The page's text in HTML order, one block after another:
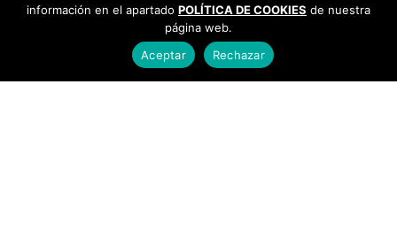
información en el apartado POLÍTICA DE COOKIES de nuestra
página web.
Aceptar
Rechazar